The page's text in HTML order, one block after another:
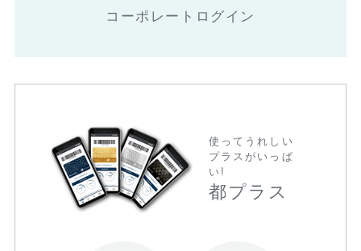
コーポレートログイン
使ってうれしい
プラスがいっぱ
い!
都プラス